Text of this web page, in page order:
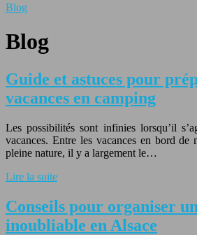
Blog
Blog
Guide et astuces pour
vacances en camping
Les possibilités sont infinies lorsqu’il
vacances. Entre les vacances en bord de
pleine nature, il y a largement le…
Lire la suite
Conseils pour organiser
inoubliable en Alsace